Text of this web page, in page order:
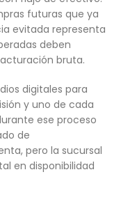
futuras que ya
evitada representa
deben
bruta.
digitales para
y uno de cada
ese proceso
de
pero la sucursal
en disponibilidad